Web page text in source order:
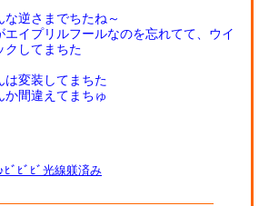
な逆さまでちたね～
エイプリルフールなのを忘れてて、ウイ
クしてまちた
は変装してまちた
か間違えてまちゅ
ﾞﾋﾞﾋﾞ光線躾済み